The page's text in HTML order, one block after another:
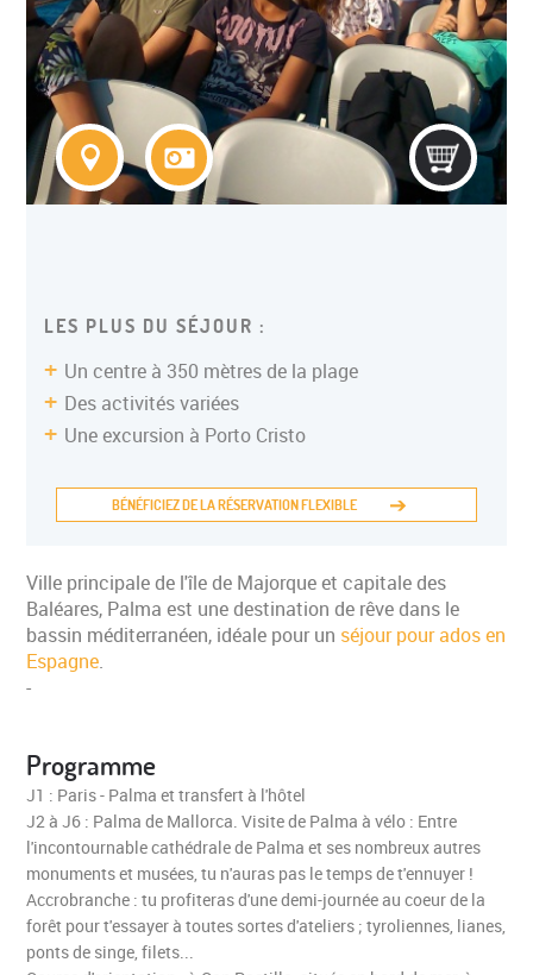
COLONIE ITINERANTE ADO
LES PLUS DU SÉJOUR :
Un centre à 350 mètres de la plage
Des activités variées
Une excursion à Porto Cristo
BÉNÉFICIEZ DE LA RÉSERVATION FLEXIBLE
Ville principale de l'île de Majorque et capitale des
Baléares, Palma est une destination de rêve dans le
bassin méditerranéen, idéale pour un séjour pour ados en
Espagne.
-
Programme
J1 : Paris - Palma et transfert à l'hôtel
J2 à J6 : Palma de Mallorca. Visite de Palma à vélo : Entre
l'incontournable cathédrale de Palma et ses nombreux autres
monuments et musées, tu n'auras pas le temps de t'ennuyer !
Accrobranche : tu profiteras d'une demi-journée au coeur de la
forêt pour t'essayer à toutes sortes d'ateliers ; tyroliennes, lianes,
ponts de singe, filets...